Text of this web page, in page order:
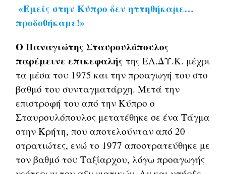
«Εμείς στην Κύπρο δεν ηττηθήκαμε…
προδοθήκαμε!»
Ο Παναγιώτης Σταυρουλόπουλος
παρέμεινε επικεφαλής της ΕΛ.ΔΥ.Κ. μέχρι
τα μέσα του 1975 και την προαγωγή του στο
βαθμό του συνταγματάρχη. Μετά την
επιστροφή του από την Κύπρο ο
Σταυρουλόπουλος μετατέθηκε σε ένα Τάγμα
στην Κρήτη, που αποτελούνταν από 20
στρατιώτες, ενώ το 1977 αποστρατεύθηκε με
τον βαθμό του Ταξίαρχου, λόγω προαγωγής